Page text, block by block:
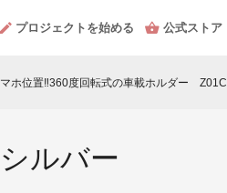
プロジェクトを始める 公式ストア
ホ位置‼360度回転式の車載ホルダー Z01C
ルバー